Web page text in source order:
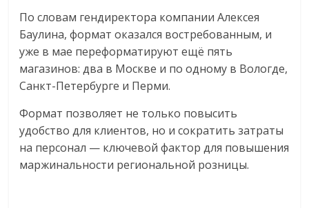
как
Сеть
меняет
жизнь
людей
обсудить
эти
изменения
По словам гендиректора компании Алексея
Баулина, формат оказался востребованным, и
уже в мае переформатируют ещё пять
магазинов: два в Москве и по одному в Вологде,
Санкт-Петербурге и Перми.
Формат позволяет не только повысить
удобство для клиентов, но и сократить затраты
на персонал — ключевой фактор для повышения
маржинальности региональной розницы.